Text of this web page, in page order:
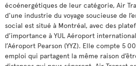
écoénergétiques de leur catégorie, Air
d'une industrie du voyage soucieuse de
social est situé à Montréal, avec des
d’importance à YUL Aéroport
l’Aéroport Pearson (YYZ). Elle compte 5
emploi qui partagent la même raison